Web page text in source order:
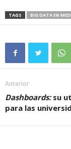
TAGS BIG DATA EN
Anterior
Dashboards:su
para las